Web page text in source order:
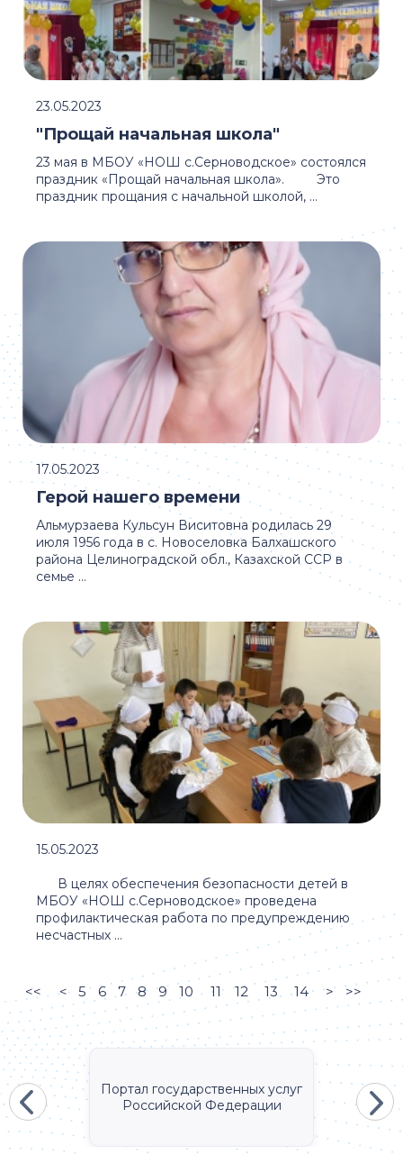
23 мая в МБОУ «НОШ с.Серноводское» состоялся
праздник «Прощай начальная школа». Это
праздник прощания с начальной школой, ...
"Прощай начальная школа"
23.05.2023
Альмурзаева Кульсун Виситовна родилась 29
июля 1956 года в с. Новоселовка Балхашского
района Целиноградской обл., Казахской ССР в
семье ...
Герой нашего времени
17.05.2023
В целях обеспечения безопасности детей в
МБОУ «НОШ с.Серноводское» проведена
профилактическая работа по предупреждению
несчастных ...
15.05.2023
<< < 5 6 7 8 9 10 11 12 13 14 > >>
Портал государственных услуг
Российской Федерации